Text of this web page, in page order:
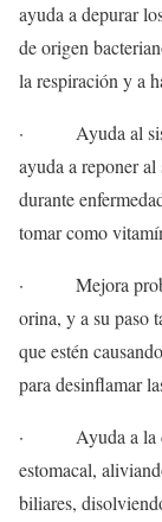
ayuda a depurar
de origen
la respiración y a
· Ayuda al
ayuda a reponer
durante
tomar como
· Mejora
orina, y a su paso
que estén
para desinflamar
· Ayuda a la
estomacal,
biliares,